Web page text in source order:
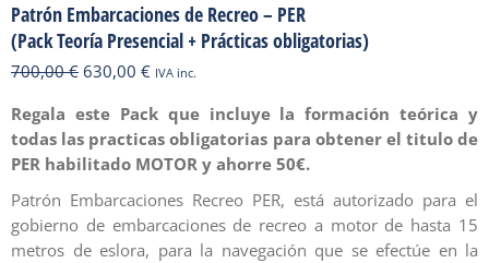
Patrón Embarcaciones de Recreo – PER
(Pack Teoría Presencial + Prácticas obligatorias)
700,00€ El
original
era:
700,00 €.
630,00 €El
actual
es:
630,00 €.
IVA inc.
Regala este Pack que incluye la formación teórica y
todas las practicas obligatorias para obtener el titulo de
PER habilitado MOTOR y ahorre 50€.
Patrón Embarcaciones Recreo PER, está autorizado para el
gobierno de embarcaciones de recreo a motor de hasta 15
metros de eslora, para la navegación que se efectúe en la